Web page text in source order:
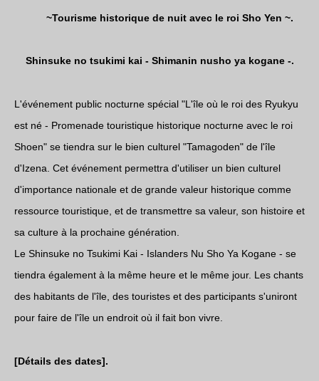
~Tourisme historique de nuit avec le roi Sho Yen ~.
Shinsuke no tsukimi kai - Shimanin nusho ya kogane -.
L'événement public nocturne spécial "L'île où le roi des Ryukyu
est né - Promenade touristique historique nocturne avec le roi
Shoen" se tiendra sur le bien culturel "Tamagoden" de l'île
d'Izena. Cet événement permettra d'utiliser un bien culturel
d'importance nationale et de grande valeur historique comme
ressource touristique, et de transmettre sa valeur, son histoire et
sa culture à la prochaine génération.
Le Shinsuke no Tsukimi Kai - Islanders Nu Sho Ya Kogane - se
tiendra également à la même heure et le même jour. Les chants
des habitants de l'île, des touristes et des participants s'uniront
pour faire de l'île un endroit où il fait bon vivre.
[Détails des dates].